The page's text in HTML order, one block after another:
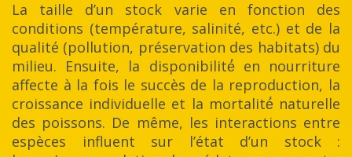
La taille d’un stock varie en fonction des
conditions (température, salinité, etc.) et de la
qualité (pollution, préservation des habitats) du
milieu. Ensuite, la disponibilité́ en nourriture
affecte à la fois le succès de la reproduction, la
croissance individuelle et la mortalité́ naturelle
des poissons. De même, les interactions entre
espèces influent sur l’état d’un stock :